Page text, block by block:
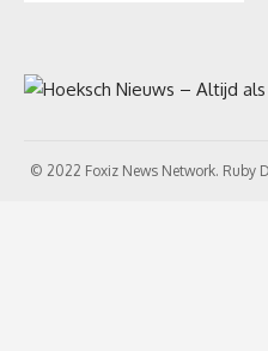
© 2022 Foxiz News Network. Ruby